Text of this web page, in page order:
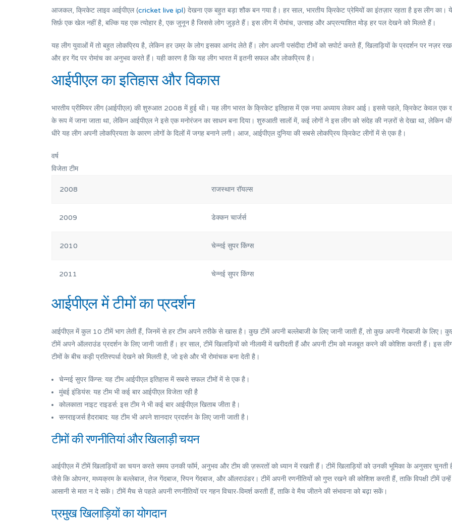
आजकल, क्रिकेट लाइव आईपीएल (cricket live ipl) देखना एक बहुत बड़ा शौक बन गया है। हर साल, भारतीय क्रिकेट प्रेमियों का इंतज़ार रहता है इस लीग का। ये
सिर्फ़ एक खेल नहीं है, बल्कि यह एक त्योहार है, एक जुनून है जिससे लोग जुड़ते हैं। इस लीग में रोमांच, उत्साह और अप्रत्याशित मोड़ हर पल देखने को मिलते हैं।
यह लीग युवाओं में तो बहुत लोकप्रिय है, लेकिन हर उम्र के लोग इसका आनंद लेते हैं। लोग अपनी पसंदीदा टीमों को सपोर्ट करते हैं, खिलाड़ियों के प्रदर्शन पर नज़र
और हर गेंद पर रोमांच का अनुभव करते हैं। यही कारण है कि यह लीग भारत में इतनी सफल और लोकप्रिय है।
आईपीएल का इतिहास और विकास
भारतीय प्रीमियर लीग (आईपीएल) की शुरुआत 2008 में हुई थी। यह लीग भारत के क्रिकेट इतिहास में एक नया अध्याय लेकर आई। इससे पहले, क्रिकेट केवल एक
के रूप में जाना जाता था, लेकिन आईपीएल ने इसे एक मनोरंजन का साधन बना दिया। शुरुआती सालों में, कई लोगों ने इस लीग को संदेह की नज़रों से देखा था, लेकिन
धीरे यह लीग अपनी लोकप्रियता के कारण लोगों के दिलों में जगह बनाने लगी। आज, आईपीएल दुनिया की सबसे लोकप्रिय क्रिकेट लीगों में से एक है।
वर्ष
विजेता टीम
2008 राजस्थान रॉयल्स
2009 डेक्कन चार्जर्स
2010 चेन्नई सुपर किंग्स
2011 चेन्नई सुपर किंग्स
आईपीएल में टीमों का प्रदर्शन
आईपीएल में कुल 10 टीमें भाग लेती हैं, जिनमें से हर टीम अपने तरीके से खास है। कुछ टीमें अपनी बल्लेबाजी के लिए जानी जाती हैं, तो कुछ अपनी गेंदबाजी के लिए।
टीमें अपने ऑलराउंड प्रदर्शन के लिए जानी जाती हैं। हर साल, टीमें खिलाड़ियों को नीलामी में खरीदती हैं और अपनी टीम को मजबूत करने की कोशिश करती हैं। इस
टीमों के बीच कड़ी प्रतिस्पर्धा देखने को मिलती है, जो इसे और भी रोमांचक बना देती है।
चेन्नई सुपर किंग्स: यह टीम आईपीएल इतिहास में सबसे सफल टीमों में से एक है।
मुंबई इंडियंस: यह टीम भी कई बार आईपीएल विजेता रही है
कोलकाता नाइट राइडर्स: इस टीम ने भी कई बार आईपीएल खिताब जीता है।
सनराइजर्स हैदराबाद: यह टीम भी अपने शानदार प्रदर्शन के लिए जानी जाती है।
टीमों की रणनीतियां और खिलाड़ी चयन
आईपीएल में टीमें खिलाड़ियों का चयन करते समय उनकी फॉर्म, अनुभव और टीम की ज़रूरतों को ध्यान में रखती हैं। टीमें खिलाड़ियों को उनकी भूमिका के अनुसार चुनती
जैसे कि ओपनर, मध्यक्रम के बल्लेबाज, तेज गेंदबाज, स्पिन गेंदबाज, और ऑलराउंडर। टीमें अपनी रणनीतियों को गुप्त रखने की कोशिश करती हैं, ताकि विपक्षी टीमें उन्हें
आसानी से मात न दे सकें। टीमें मैच से पहले अपनी रणनीतियों पर गहन विचार-विमर्श करती हैं, ताकि वे मैच जीतने की संभावना को बढ़ा सकें।
प्रमुख खिलाड़ियों का योगदान